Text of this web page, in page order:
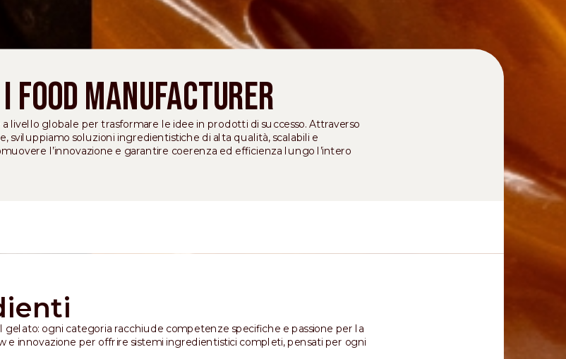
i Food Manufacturer
livello globale per trasformare le idee in prodotti di successo. Attraverso
sviluppiamo soluzioni ingredientistiche di alta qualità, scalabili e
l’innovazione e garantire coerenza ed efficienza lungo l’intero
ogni categoria racchiude competenze specifiche e passione per la
e innovazione per offrire sistemi ingredientistici completi, pensati per ogni